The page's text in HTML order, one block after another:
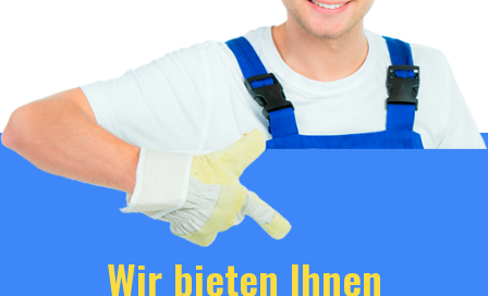
Wir bieten Ihnen